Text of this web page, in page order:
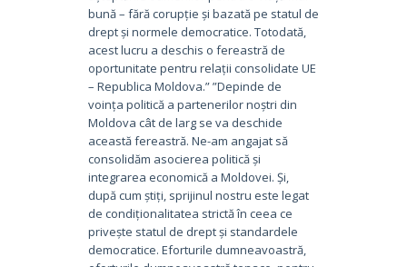
bună – fără corupție și bazată pe statul de
drept și normele democratice. Totodată,
acest lucru a deschis o fereastră de
oportunitate pentru relații consolidate UE
– Republica Moldova.” ”Depinde de
voința politică a partenerilor noștri din
Moldova cât de larg se va deschide
această fereastră. Ne-am angajat să
consolidăm asocierea politică și
integrarea economică a Moldovei. Și,
după cum știți, sprijinul nostru este legat
de condiționalitatea strictă în ceea ce
privește statul de drept și standardele
democratice. Eforturile dumneavoastră,